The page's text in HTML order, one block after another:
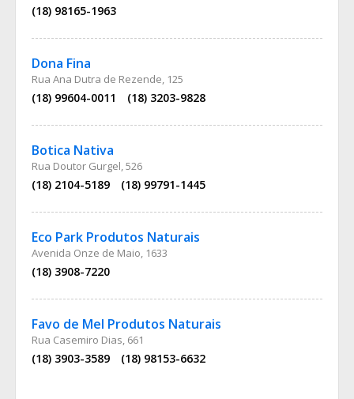
(18) 98165-1963
Dona Fina
Rua Ana Dutra de Rezende, 125
(18) 99604-0011 (18) 3203-9828
Botica Nativa
Rua Doutor Gurgel, 526
(18) 2104-5189 (18) 99791-1445
Eco Park Produtos Naturais
Avenida Onze de Maio, 1633
(18) 3908-7220
Favo de Mel Produtos Naturais
Rua Casemiro Dias, 661
(18) 3903-3589 (18) 98153-6632